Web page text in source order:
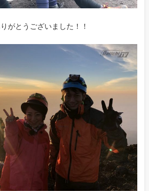
がとうございました！！